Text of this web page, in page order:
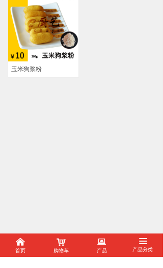
玉米狗浆粉
낀
首页
낙
购物车
뀵
产品
#
产品分类
끀